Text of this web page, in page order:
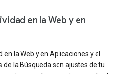
en la Web y en
en la Web y en Aplicaciones y el
de la Búsqueda son ajustes de tu